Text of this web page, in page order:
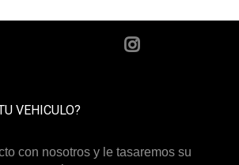
VEHICULO?
con nosotros y le tasaremos su